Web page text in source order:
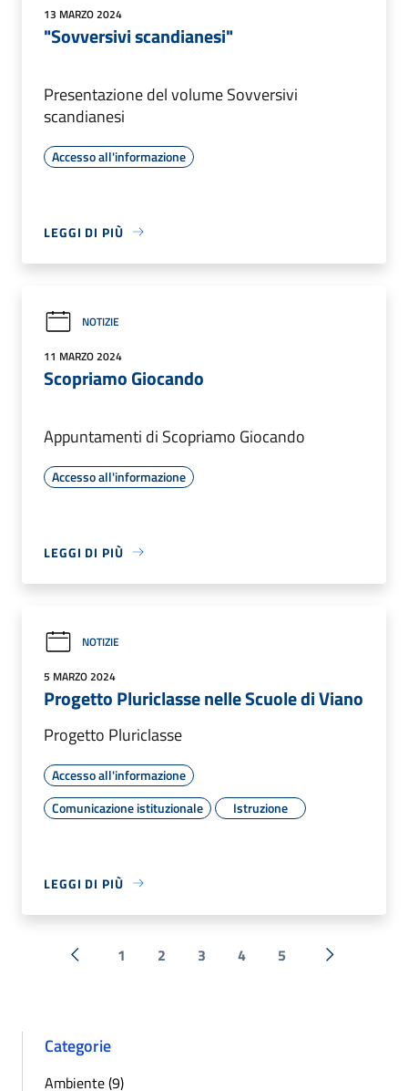
13 MARZO 2024
"Sovversivi scandianesi"
Presentazione del volume Sovversivi
scandianesi
Accesso all'informazione
LEGGI DI PIÙ
NOTIZIE
11 MARZO 2024
Scopriamo Giocando
Appuntamenti di Scopriamo Giocando
Accesso all'informazione
LEGGI DI PIÙ
NOTIZIE
5 MARZO 2024
Progetto Pluriclasse nelle Scuole di Viano
Progetto Pluriclasse
Accesso all'informazione
Comunicazione istituzionale
Istruzione
LEGGI DI PIÙ
« Precedente
1 2 3 4 5 Successiva
Categorie
Ambiente (9)